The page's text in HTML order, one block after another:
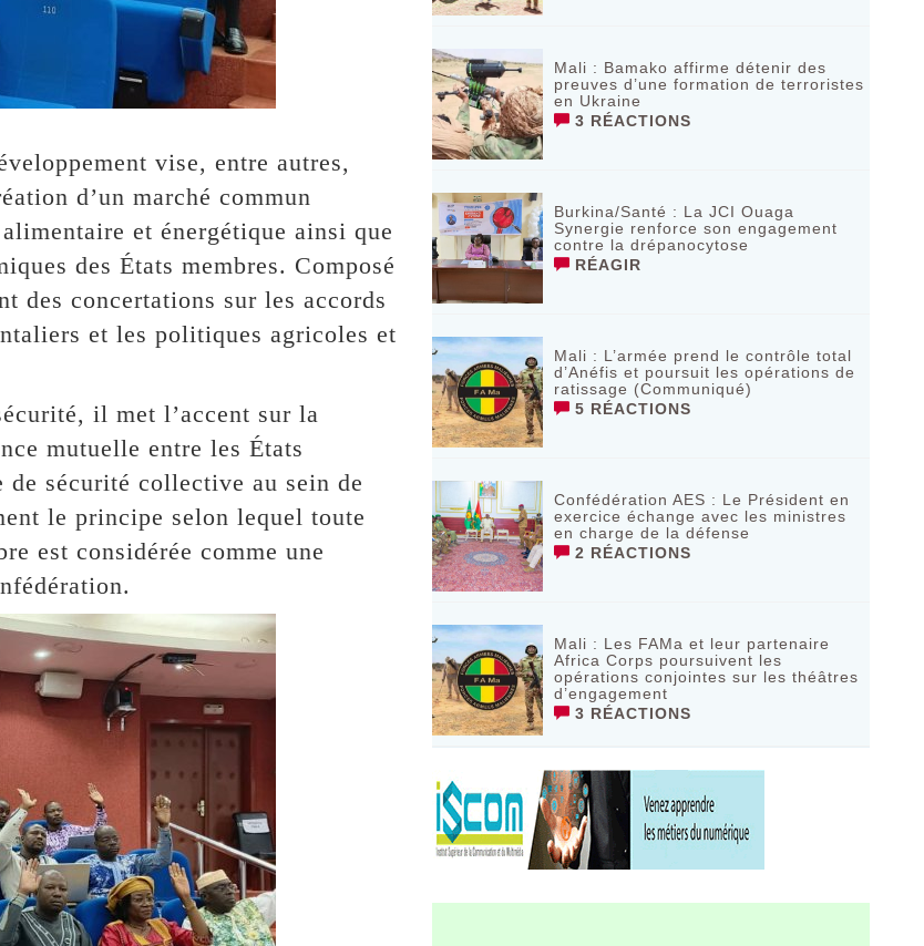
vise, entre autres,
d’un marché commun
et énergétique ainsi que
des États membres. Composé
des concertations sur les accords
et les politiques agricoles et
il met l’accent sur la
mutuelle entre les États
de sécurité collective au sein de
le principe selon lequel toute
est considérée comme une
Mali : Bamako affirme détenir des
preuves d’une formation de terroristes
en Ukraine
3 RÉACTIONS
Burkina/Santé : La JCI Ouaga
Synergie renforce son engagement
contre la drépanocytose
RÉAGIR
Mali : L’armée prend le contrôle total
d’Anéfis et poursuit les opérations de
ratissage (Communiqué)
5 RÉACTIONS
Confédération AES : Le Président en
exercice échange avec les ministres
en charge de la défense
2 RÉACTIONS
Mali : Les FAMa et leur partenaire
Africa Corps poursuivent les
opérations conjointes sur les théâtres
d’engagement
3 RÉACTIONS